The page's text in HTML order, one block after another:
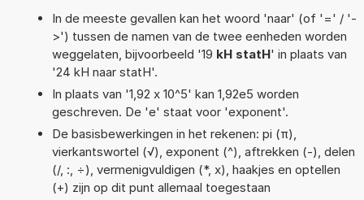
In de meeste gevallen kan het woord 'naar' (of '=' / '-
>') tussen de namen van de twee eenheden worden
weggelaten, bijvoorbeeld '19 kH statH' in plaats van
'24 kH naar statH'.
In plaats van '1,92 x 10^5' kan 1,92e5 worden
geschreven. De 'e' staat voor 'exponent'.
De basisbewerkingen in het rekenen: pi (π),
vierkantswortel (√), exponent (^), aftrekken (-), delen
(/, :, ÷), vermenigvuldigen (*, x), haakjes en optellen
(+) zijn op dit punt allemaal toegestaan